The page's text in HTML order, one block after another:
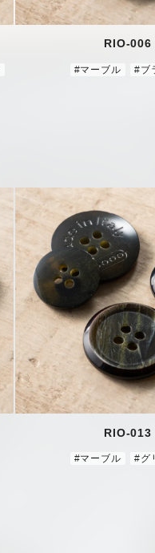
RIO-006
#マーブル #ブ
RIO-013
#マーブル #グ